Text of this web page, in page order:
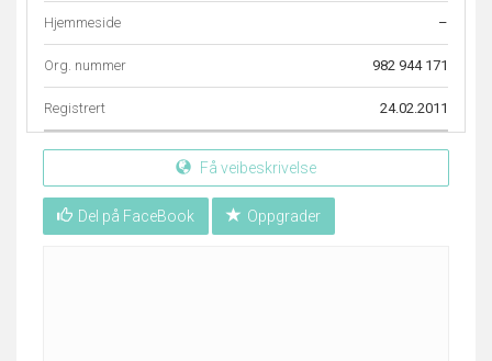
Hjemmeside –
Org. nummer 982 944 171
Registrert 24.02.2011
Få veibeskrivelse
Del på FaceBook Oppgrader